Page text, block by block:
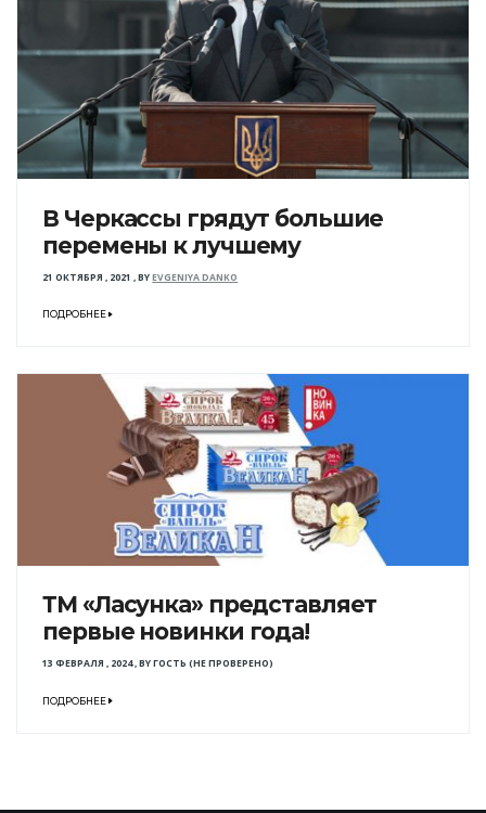
В Черкассы грядут большие
перемены к лучшему
21 ОКТЯБРЯ , 2021 ,BYEVGENIYA DANKO
ПОДРОБНЕЕ
ТМ «Ласунка» представляет
первые новинки года!
13 ФЕВРАЛЯ , 2024,BYГОСТЬ (НЕ ПРОВЕРЕНО)
ПОДРОБНЕЕ